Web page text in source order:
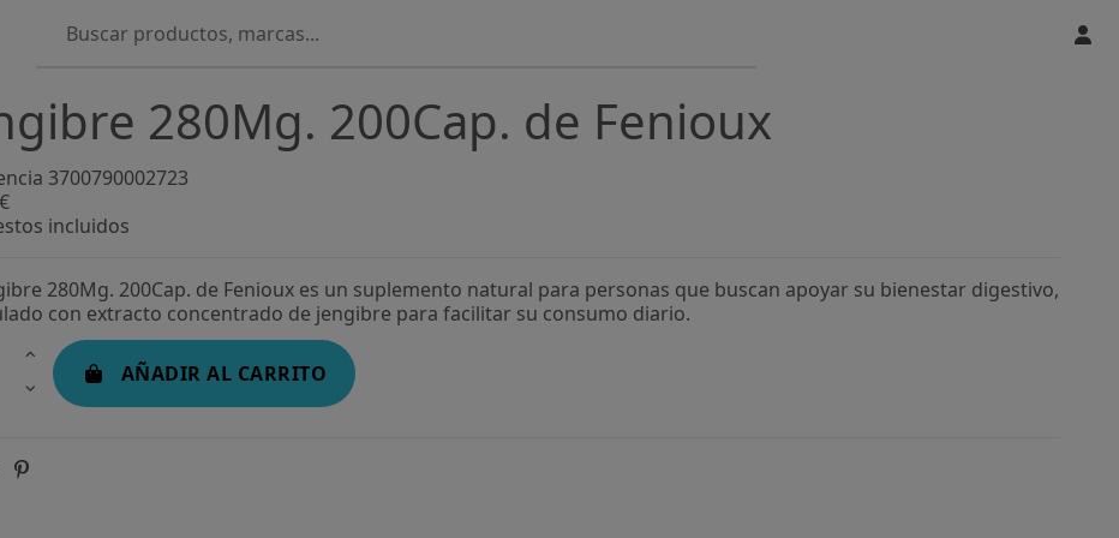
280Mg. 200Cap. de Fenioux
3700790002723
incluidos
280Mg. 200Cap. de Fenioux es un suplemento natural para personas que buscan apoyar su bienestar digestivo,
con extracto concentrado de jengibre para facilitar su consumo diario.
AÑADIR AL CARRITO